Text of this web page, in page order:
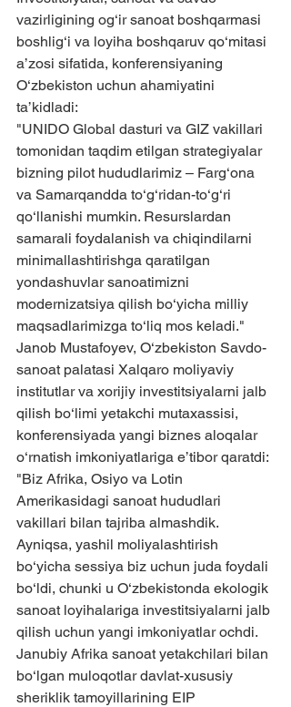
vazirligining og‘ir sanoat boshqarmasi
boshlig‘i va loyiha boshqaruv qo‘mitasi
a’zosi sifatida, konferensiyaning
O‘zbekiston uchun ahamiyatini
ta’kidladi:
"UNIDO Global dasturi va GIZ vakillari
tomonidan taqdim etilgan strategiyalar
bizning pilot hududlarimiz – Farg‘ona
va Samarqandda to‘g‘ridan-to‘g‘ri
qo‘llanishi mumkin. Resurslardan
samarali foydalanish va chiqindilarni
minimallashtirishga qaratilgan
yondashuvlar sanoatimizni
modernizatsiya qilish bo‘yicha milliy
maqsadlarimizga to‘liq mos keladi."
Janob Mustafoyev, O‘zbekiston Savdo-
sanoat palatasi Xalqaro moliyaviy
institutlar va xorijiy investitsiyalarni jalb
qilish bo‘limi yetakchi mutaxassisi,
konferensiyada yangi biznes aloqalar
o‘rnatish imkoniyatlariga e’tibor qaratdi:
"Biz Afrika, Osiyo va Lotin
Amerikasidagi sanoat hududlari
vakillari bilan tajriba almashdik.
Ayniqsa, yashil moliyalashtirish
bo‘yicha sessiya biz uchun juda foydali
bo‘ldi, chunki u O‘zbekistonda ekologik
sanoat loyihalariga investitsiyalarni jalb
qilish uchun yangi imkoniyatlar ochdi.
Janubiy Afrika sanoat yetakchilari bilan
bo‘lgan muloqotlar davlat-xususiy
sheriklik tamoyillarining EIP